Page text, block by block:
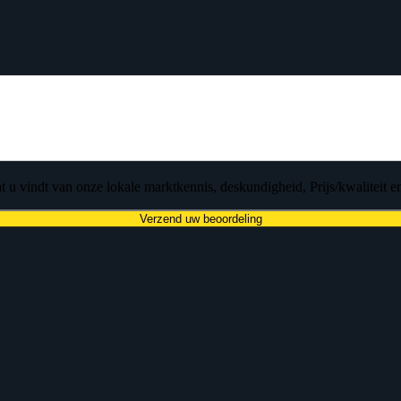
vindt van onze lokale marktkennis, deskundigheid, Prijs/kwaliteit